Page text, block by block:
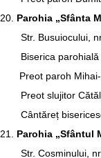
20. Parohia „Sfânta
Str. Busuiocului,
Biserica
Preot paroh
Preot slujitor
Cântăreț
21.
Parohia „Sfântul
Str. Cosminului,